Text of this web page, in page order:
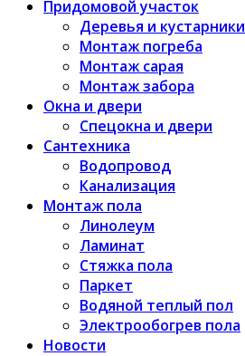
Придомовой участок
Деревья и кустарники
Монтаж погреба
Монтаж сарая
Монтаж забора
Окна и двери
Спецокна и двери
Сантехника
Водопровод
Канализация
Монтаж пола
Линолеум
Ламинат
Стяжка пола
Паркет
Водяной теплый пол
Электрообогрев пола
Новости